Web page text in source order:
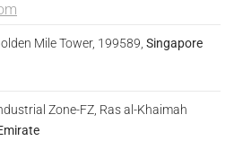
Mile Tower, 199589, Singapore
Zone-FZ, Ras al-Khaimah